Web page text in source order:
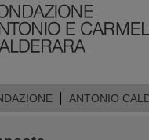
ANTONIO